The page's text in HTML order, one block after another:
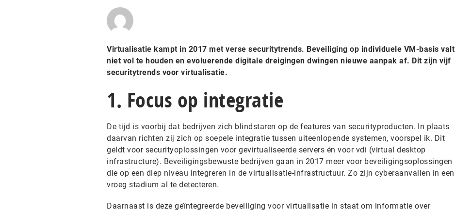
Virtualisatie kampt in 2017 met verse securitytrends. Beveiliging op individuele VM-basis valt
niet vol te houden en evoluerende digitale dreigingen dwingen nieuwe aanpak af. Dit zijn vijf
securitytrends voor virtualisatie.
1. Focus op integratie
De tijd is voorbij dat bedrijven zich blindstaren op de features van securityproducten. In plaats
daarvan richten zij zich op soepele integratie tussen uiteenlopende systemen, voorspel ik. Dit
geldt voor securityoplossingen voor gevirtualiseerde servers én voor vdi (virtual desktop
infrastructure). Beveiligingsbewuste bedrijven gaan in 2017 meer voor beveiligingsoplossingen
die op een diep niveau integreren in de virtualisatie-infrastructuur. Zo zijn cyberaanvallen in een
vroeg stadium al te detecteren.
Daarnaast is deze geïntegreerde beveiliging voor virtualisatie in staat om informatie over